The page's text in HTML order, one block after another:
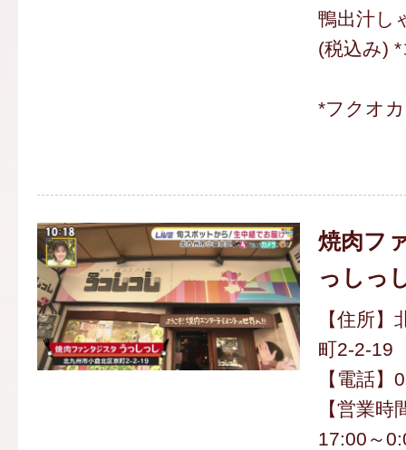
鴨出汁し
(税込み)
*フクオ
焼肉フ
っしっ
【住所
町2-2-19
【電話
【営業
17:00～